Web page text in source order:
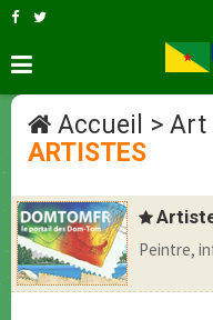
Accueil > Art
ARTISTES
Peintre,